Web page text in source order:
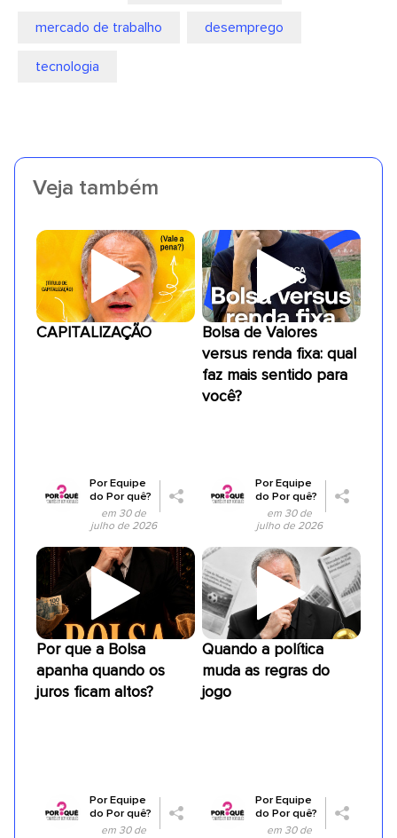
mercado de trabalho desemprego
tecnologia
Veja também
CAPITALIZAÇÃO
PorEquipe
do Por quê?
em 30 de
julho de 2026
Bolsa de Valores
versus renda fixa: qual
faz mais sentido para
você?
PorEquipe
do Por quê?
em 30 de
julho de 2026
Por que a Bolsa
apanha quando os
juros ficam altos?
PorEquipe
do Por quê?
em 30 de
Quando a política
muda as regras do
jogo
PorEquipe
do Por quê?
em 30 de